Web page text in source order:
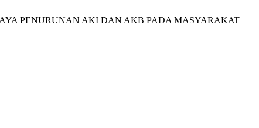
PENURUNAN AKI DAN AKB PADA MASYARAKAT